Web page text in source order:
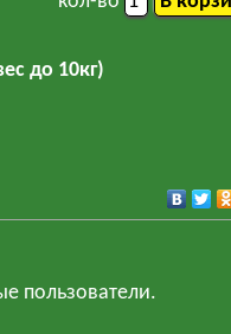
до 10кг)
пользователи.